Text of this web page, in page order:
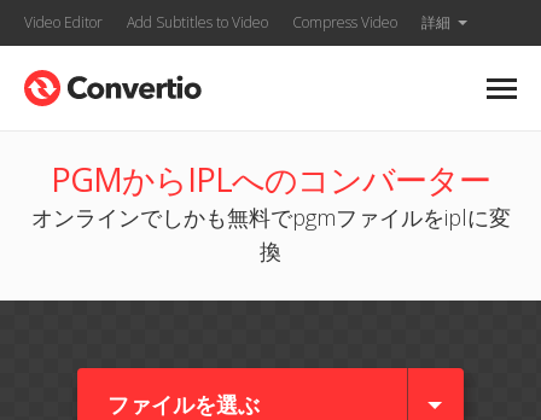
Video Editor Add Subtitles to Video Compress Video 詳細
PGMからIPLへのコンバーター
オンラインでしかも無料でpgmファイルをiplに変
換
ファイルを選ぶ